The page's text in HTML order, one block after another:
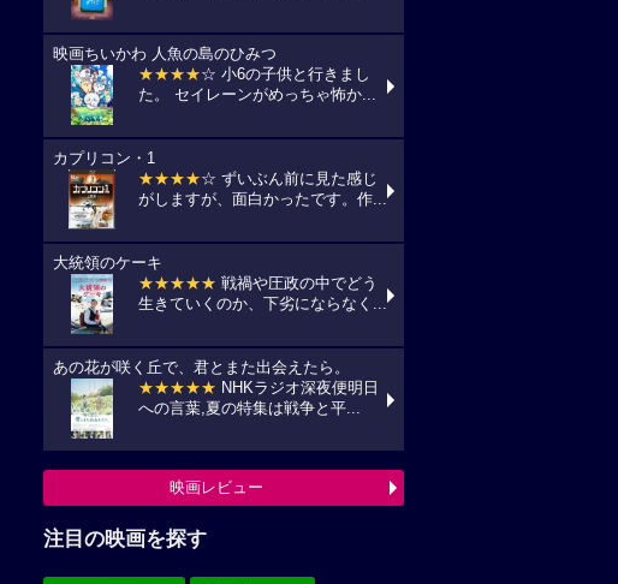
映画ちいかわ 人魚の島のひみつ
★★★★☆ 小6の子供と行きまし
た。 セイレーンがめっちゃ怖か...
カプリコン・1
★★★★☆ ずいぶん前に見た感じ
がしますが、面白かったです。作...
大統領のケーキ
★★★★★ 戦禍や圧政の中でどう
生きていくのか、下劣にならなく...
あの花が咲く丘で、君とまた出会えたら。
★★★★★ NHKラジオ深夜便明日
への言葉,夏の特集は戦争と平...
映画レビュー
注目の映画を探す